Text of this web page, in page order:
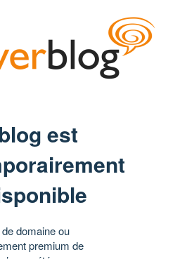
est
domaine ou
premium de